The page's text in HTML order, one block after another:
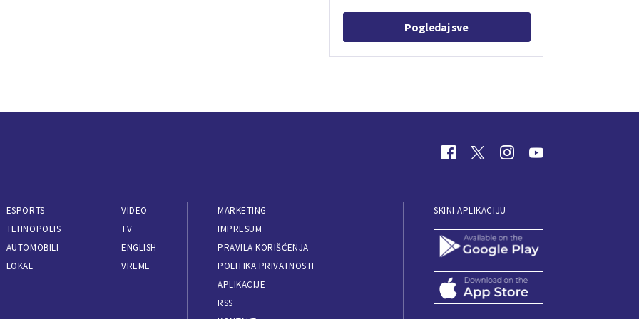
Pogledaj sve
ESPORTS
TEHNOPOLIS
AUTOMOBILI
LOKAL
VIDEO
TV
ENGLISH
VREME
MARKETING
IMPRESUM
PRAVILA KORIŠĆENJA
POLITIKA PRIVATNOSTI
APLIKACIJE
RSS
SKINI APLIKACIJU